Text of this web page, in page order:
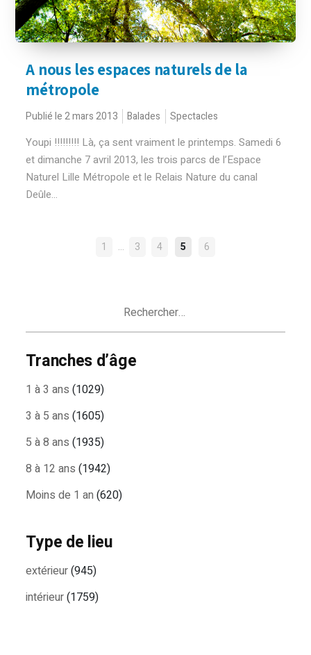
A nous les espaces naturels de la
métropole
Publié le 2 mars 2013 Balades Spectacles
Youpi !!!!!!!!! Là, ça sent vraiment le printemps. Samedi 6
et dimanche 7 avril 2013, les trois parcs de l’Espace
Naturel Lille Métropole et le Relais Nature du canal
Deûle...
NAVIGATION
1 … 3 4 5 6
Tranches d’âge
1 à 3 ans (1029)
3 à 5 ans (1605)
5 à 8 ans (1935)
8 à 12 ans (1942)
Moins de 1 an (620)
Type de lieu
extérieur(945)
intérieur(1759)